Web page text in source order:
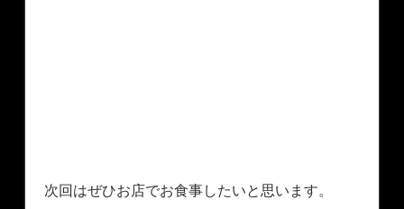
次回はぜひお店でお食事したいと思います。